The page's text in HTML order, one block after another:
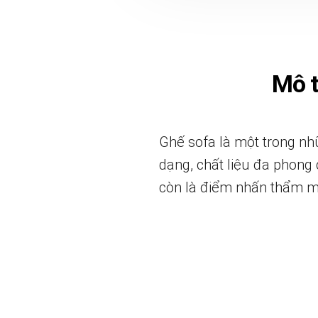
Mô
Ghế sofa là một trong
dạng, chất liệu đa
còn là điểm nhấn thẩm